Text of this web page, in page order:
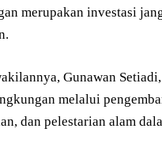
merupakan investasi
Gunawan
melalui
dan pelestarian alam